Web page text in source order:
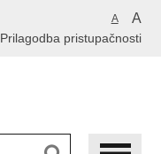
A A
Prilagodba pristupačnosti